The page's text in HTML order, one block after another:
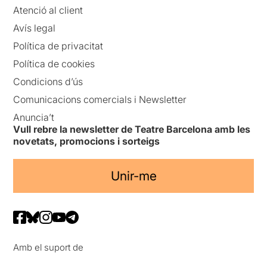
Atenció al client
Avís legal
Política de privacitat
Política de cookies
Condicions d’ús
Comunicacions comercials i Newsletter
Anuncia’t
Vull rebre la newsletter de Teatre Barcelona amb les
novetats, promocions i sorteigs
Unir-me
Amb el suport de